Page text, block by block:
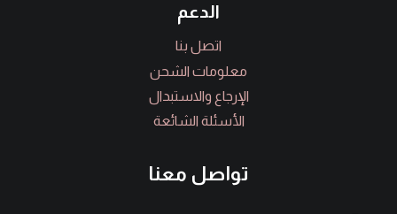
الدعم
اتصل بنا
معلومات الشحن
الإرجاع والاستبدال
الأسئلة الشائعة
تواصل معنا